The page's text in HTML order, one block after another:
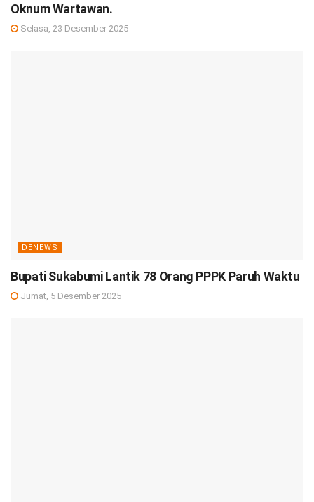
Oknum Wartawan.
Selasa, 23 Desember 2025
DENEWS
Bupati Sukabumi Lantik 78 Orang PPPK Paruh Waktu
Jumat, 5 Desember 2025